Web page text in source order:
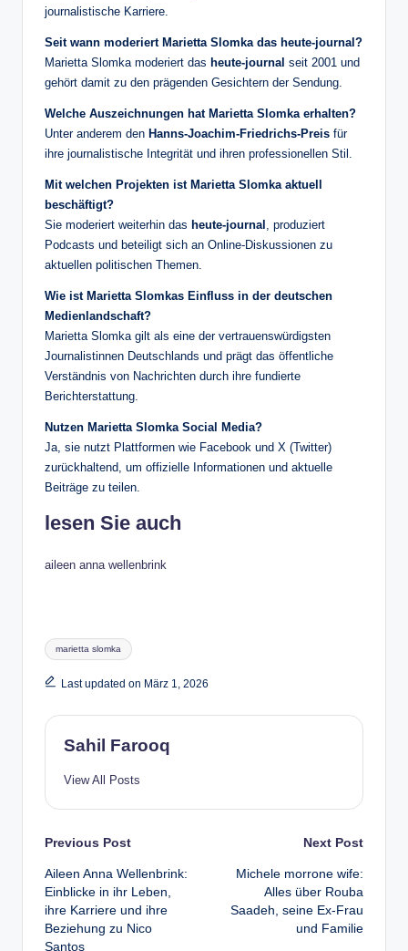
journalistische Karriere.
Seit wann moderiert Marietta Slomka das heute-journal?
Marietta Slomka moderiert das heute-journal seit 2001 und
gehört damit zu den prägenden Gesichtern der Sendung.
Welche Auszeichnungen hat Marietta Slomka erhalten?
Unter anderem den Hanns-Joachim-Friedrichs-Preis für
ihre journalistische Integrität und ihren professionellen Stil.
Mit welchen Projekten ist Marietta Slomka aktuell
beschäftigt?
Sie moderiert weiterhin das heute-journal , produziert
Podcasts und beteiligt sich an Online-Diskussionen zu
aktuellen politischen Themen.
Wie ist Marietta Slomkas Einfluss in der deutschen
Medienlandschaft?
Marietta Slomka gilt als eine der vertrauenswürdigsten
Journalistinnen Deutschlands und prägt das öffentliche
Verständnis von Nachrichten durch ihre fundierte
Berichterstattung.
Nutzen Marietta Slomka Social Media?
Ja, sie nutzt Plattformen wie Facebook und X (Twitter)
zurückhaltend, um offizielle Informationen und aktuelle
Beiträge zu teilen.
lesen Sie auch
aileen anna wellenbrink
Tags:
marietta slomka
Last updated on März 1, 2026
Sahil Farooq
View All Posts
Post
navigation
Previous Post
Aileen Anna Wellenbrink:
Einblicke in ihr Leben,
ihre Karriere und ihre
Beziehung zu Nico
Santos
Next Post
Michele morrone wife:
Alles über Rouba
Saadeh, seine Ex-Frau
und Familie